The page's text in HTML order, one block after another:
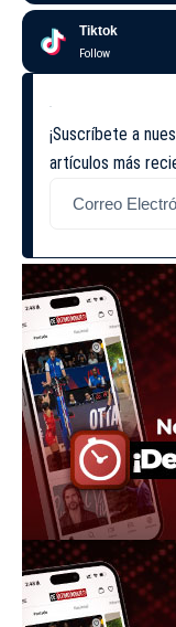
Tiktok
Follow
¡Suscríbete a
artículos más